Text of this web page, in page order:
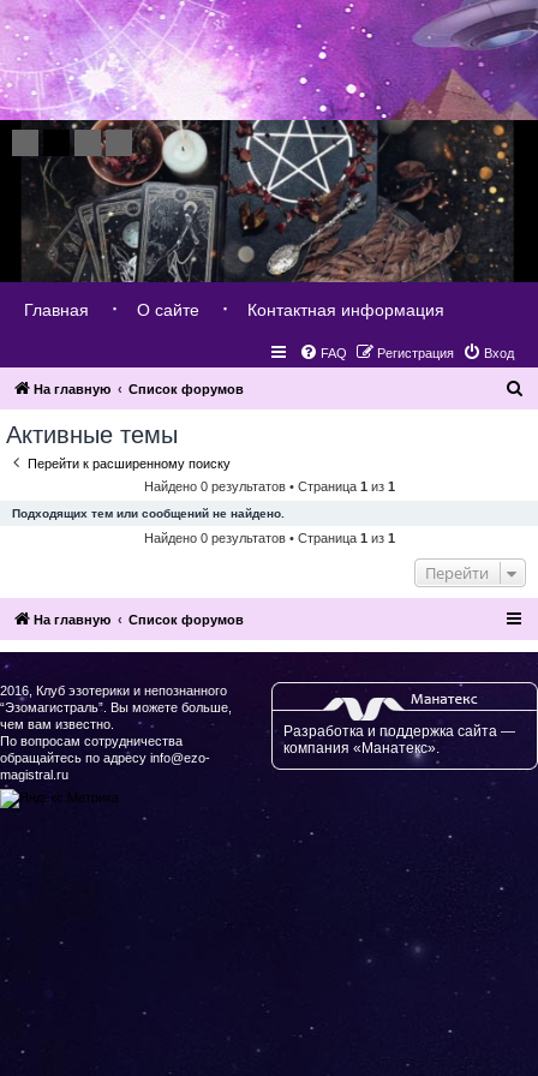
Главная О сайте Контактная информация
Вход
Регистрация
FAQ
На главную Список форумов
Активные темы
Перейти к расширенному поиску
Найдено 0 результатов • Страница 1 из 1
Подходящих тем или сообщений не найдено.
Найдено 0 результатов • Страница 1 из 1
Перейти
На главную Список форумов
Разработка и поддержка сайта —
компания «Манатекс».
2016, Клуб эзотерики и непознанного
“Эзомагистраль”. Вы можете больше,
чем вам известно.
По вопросам сотрудничества
обращайтесь по адресу info@ezo-
magistral.ru